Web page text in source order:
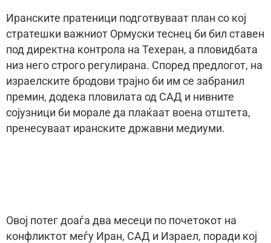
Иранските пратеници подготвуваат план со кој
стратешки важниот Ормуски теснец би бил ставен
под директна контрола на Техеран, а пловидбата
низ него строго регулирана. Според предлогот, на
израелските бродови трајно би им се забранил
премин, додека пловилата од САД и нивните
сојузници би морале да плаќаат воена отштета,
пренесуваат иранските државни медиуми.
Овој потег доаѓа два месеци по почетокот на
конфликтот меѓу Иран, САД и Израел, поради кој